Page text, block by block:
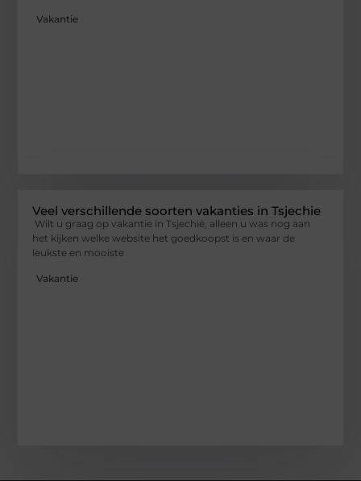
Vakantie
Veel verschillende soorten vakanties in Tsjechie
Wilt u graag op vakantie in Tsjechië, alleen u was nog aan
het kijken welke website het goedkoopst is en waar de
leukste en mooiste
Vakantie